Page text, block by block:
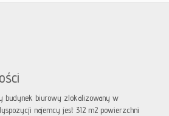
budynek biurowy zlokalizowany w
najemcy jest 312 m2 powierzchni